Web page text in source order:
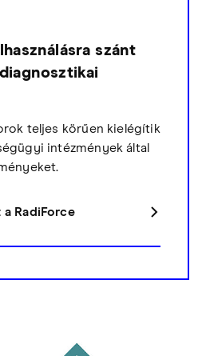
szánt
teljes körűen kielégítik
intézmények által
RadiForce